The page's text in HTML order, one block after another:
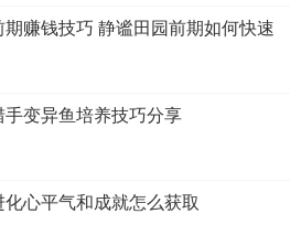
期赚钱技巧 静谧田园前期如何快速
手变异鱼培养技巧分享
心平气和成就怎么获取